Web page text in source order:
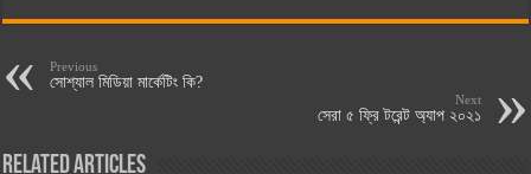
Previous
সোশ্যাল মিডিয়া মার্কেটিং কি?
Next
সেরা ৫ ফ্রি টরেন্ট অ্যাপ ২০২১
Related Articles